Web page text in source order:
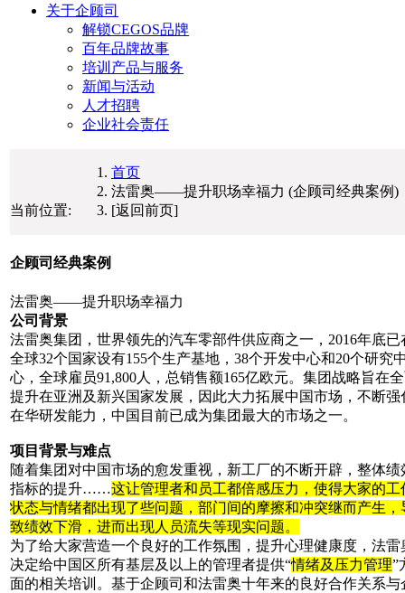
关于企顾司
解锁CEGOS品牌
百年品牌故事
培训产品与服务
新闻与活动
人才招聘
企业社会责任
当前位置:
首页
法雷奥——提升职场幸福力 (企顾司经典案例)
[返回前页]
企顾司经典案例
法雷奥——提升职场幸福力
公司背景
法雷奥集团，世界领先的汽车零部件供应商之一，2016年底已
全球32个国家设有155个生产基地，38个开发中心和20个研究
心，全球雇员91,800人，总销售额165亿欧元。集团战略旨在
提升在亚洲及新兴国家发展，因此大力拓展中国市场，不断强
在华研发能力，中国目前已成为集团最大的市场之一。
项目背景与难点
随着集团对中国市场的愈发重视，新工厂的不断开辟，整体绩
指标的提升……这让管理者和员工都倍感压力，使得大家的工
状态与情绪都出现了些问题，部门间的摩擦和冲突继而产生，
致绩效下滑，进而出现人员流失等现实问题。
为了给大家营造一个良好的工作氛围，提升心理健康度，法雷
决定给中国区所有基层及以上的管理者提供“情绪及压力管理”
面的相关培训。基于企顾司和法雷奥十年来的良好合作关系与